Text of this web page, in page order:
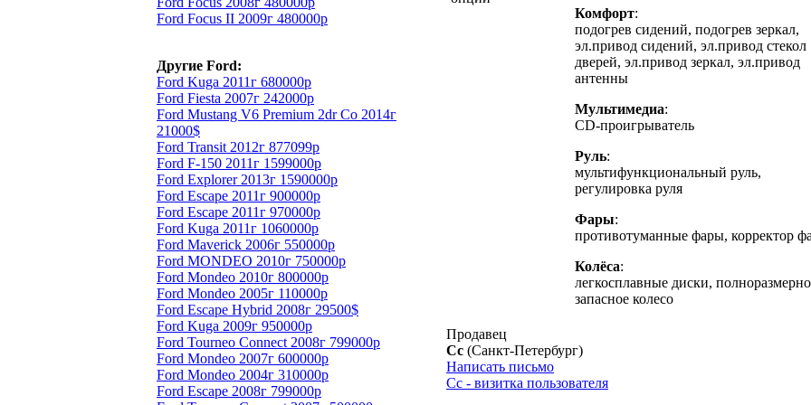
Ford Focus II 2009г 480000р
Другие Ford:
Ford Kuga 2011г 680000р
Ford Fiesta 2007г 242000р
Ford Mustang V6 Premium 2dr Co 2014г
21000$
Ford Transit 2012г 877099р
Ford F-150 2011г 1599000р
Ford Explorer 2013г 1590000р
Ford Escape 2011г 900000р
Ford Escape 2011г 970000р
Ford Kuga 2011г 1060000р
Ford Maverick 2006г 550000р
Ford MONDEO 2010г 750000р
Ford Mondeo 2010г 800000р
Ford Mondeo 2005г 110000р
Ford Escape Hybrid 2008г 29500$
Ford Kuga 2009г 950000р
Ford Tourneo Connect 2008г 799000р
Ford Mondeo 2007г 600000р
Ford Mondeo 2004г 310000р
Ford Escape 2008г 799000р
Комфорт:
подогрев сидений, подогрев зеркал,
эл.привод сидений, эл.привод стекол
дверей, эл.привод зеркал, эл.привод
антенны
Мультимедиа:
CD-проигрыватель
Руль:
мультифункциональный руль,
регулировка руля
Фары:
противотуманные фары, корректор
Колёса:
легкосплавные диски,
запасное колесо
Продавец
Cc (Санкт-Петербург)
Написать письмо
Cc - визитка пользователя